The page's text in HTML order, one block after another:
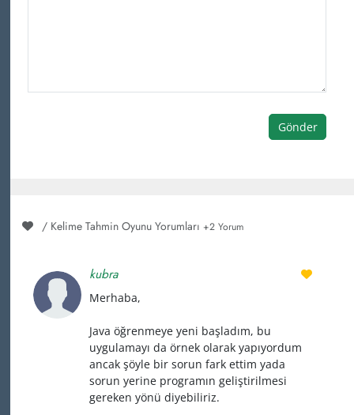
Gönder
/ Kelime Tahmin Oyunu Yorumları +2 Yorum
kubra
Merhaba,
Java öğrenmeye yeni başladım, bu
uygulamayı da örnek olarak yapıyordum
ancak şöyle bir sorun fark ettim yada
sorun yerine programın geliştirilmesi
gereken yönü diyebiliriz.